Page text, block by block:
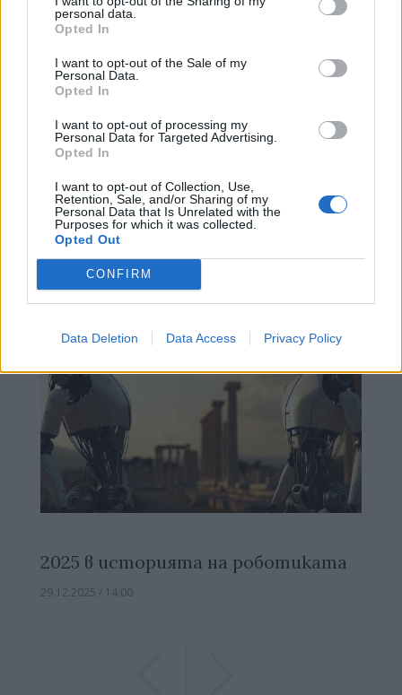
personal data.
Opted In
I want to opt-out of the Sale of my
Personal Data.
Opted In
I want to opt-out of processing my
Personal Data for Targeted Advertising.
Opted In
I want to opt-out of Collection, Use,
Retention, Sale, and/or Sharing of my
Personal Data that Is Unrelated with the
Purposes for which it was collected.
Opted Out
CONFIRM
Data Deletion Data Access Privacy Policy
facebook
Сподели тази статия
СВЪРЗАНИ СТАТИИ
2025 в историята на роботиката
29.12.2025 / 14:00